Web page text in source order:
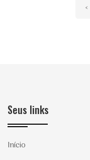
‹
Seus links
Início